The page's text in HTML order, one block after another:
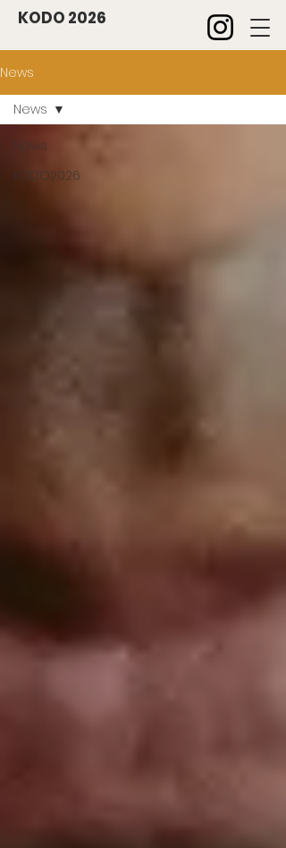
KODO 2026
News
News
KODO2026
News